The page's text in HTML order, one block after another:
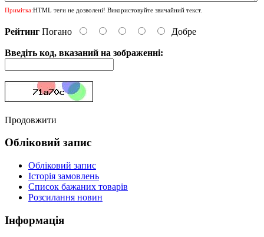
Примітка:HTML теги не дозволені! Використовуйте звичайний текст.
Рейтинг Погано Добре
Введіть код, вказаний на зображенні:
Продовжити
Обліковий запис
Обліковий запис
Історія замовлень
Список бажаних товарів
Розсилання новин
Інформація